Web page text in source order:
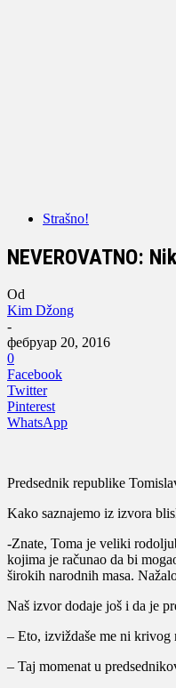
Strašno!
NEVEROVATNO:
Od
Kim Džong
-
фебруар 20, 2016
0
Facebook
Twitter
Pinterest
WhatsApp
Predsednik republike
Kako saznajemo iz izvora
-Znate, Toma je veliki
kojima je računao da bi
širokih narodnih masa.
Naš izvor dodaje još i da je
– Eto, izviždaše me ni krivog
– Taj momenat u